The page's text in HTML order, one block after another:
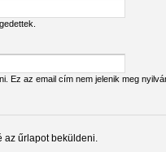
Ez az email cím nem jelenik meg
űrlapot beküldeni.